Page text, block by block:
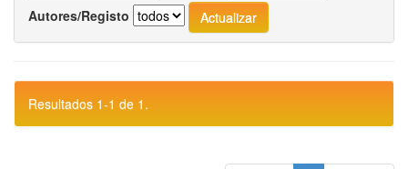
Autores/Registo
Resultados 1-1 de 1.